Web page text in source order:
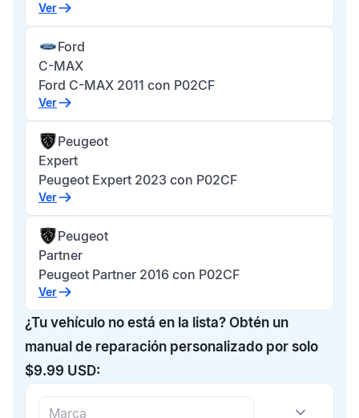
Ver
Ford
C-MAX
Ford C-MAX 2011 con P02CF
Ver
Peugeot
Expert
Peugeot Expert 2023 con P02CF
Ver
Peugeot
Partner
Peugeot Partner 2016 con P02CF
Ver
¿Tu vehículo no está en la lista? Obtén un
manual de reparación personalizado por solo
$9.99 USD: